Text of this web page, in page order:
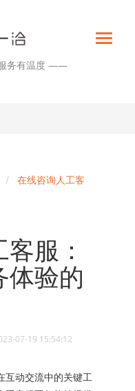
务有温度 ——
/ 在线咨询人工客
服：
体验的
07-19 15:54:12
动交流中的关键工